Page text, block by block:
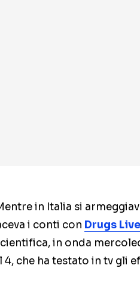
in Italia si
i conti con Drugs
in onda
che ha testato in tv gli